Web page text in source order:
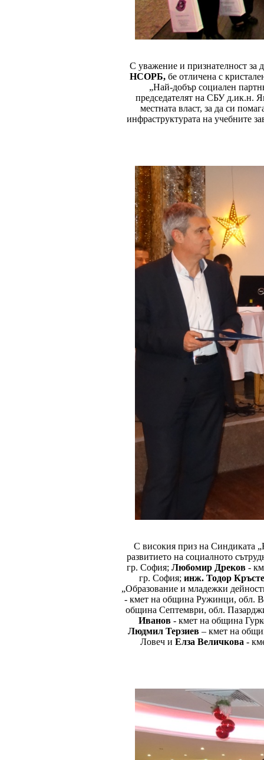
С уважение и признателност за
НСОРБ,бе отличена с
„Най-добър социален
председателят на СБУ д.ик.н.
местната власт, за да си
инфраструктурата на учебните
С високия приз на Синдиката
развитието на социалното
гр. София; Любомир Дреков -
гр. София;инж. Тодор
„Образование и младежки
- кмет на община Ружинци, обл.
община Септември, обл.
Иванов - кмет на община
Людмил Терзиев– кмет на
Ловеч и Елза Величкова -